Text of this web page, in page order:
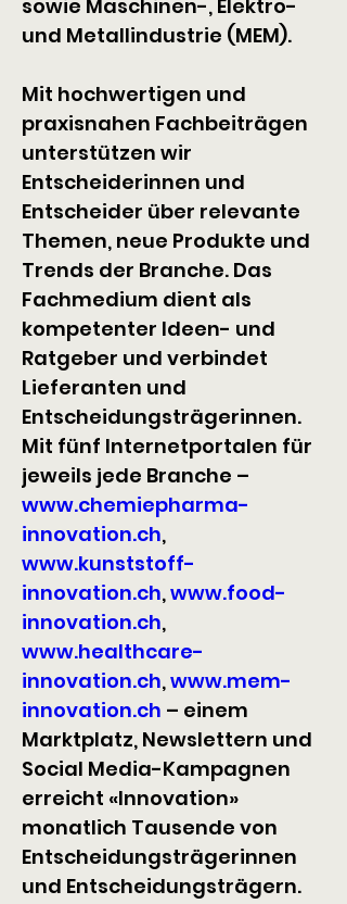
sowie Maschinen-, Elektro-
und Metallindustrie (MEM).
Mit hochwertigen und
praxisnahen Fachbeiträgen
unterstützen wir
Entscheiderinnen und
Entscheider über relevante
Themen, neue Produkte und
Trends der Branche. Das
Fachmedium dient als
kompetenter Ideen- und
Ratgeber und verbindet
Lieferanten und
Entscheidungsträgerinnen.
Mit fünf Internetportalen für
jeweils jede Branche –
www.chemiepharma-
innovation.ch,
www.kunststoff-
innovation.ch, www.food-
innovation.ch,
www.healthcare-
innovation.ch, www.mem-
innovation.ch – einem
Marktplatz, Newslettern und
Social Media-Kampagnen
erreicht «Innovation»
monatlich Tausende von
Entscheidungsträgerinnen
und Entscheidungsträgern.